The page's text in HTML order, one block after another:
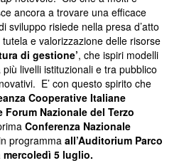
ancora a trovare una efficace
sviluppo risiede nella presa d’atto
e valorizzazione delle risorse
di gestione’, che ispiri modelli
livelli istituzionali e tra pubblico
E’ con questo spirito che
Cooperative Italiane
Nazionale del Terzo
Conferenza Nazionale
programma all’Auditorium Parco
mercoledì 5 luglio.